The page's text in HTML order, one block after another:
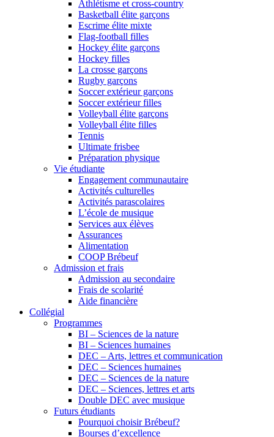
Athlétisme et cross-country
Basketball élite garçons
Escrime élite mixte
Flag-football filles
Hockey élite garçons
Hockey filles
La crosse garçons
Rugby garçons
Soccer extérieur garçons
Soccer extérieur filles
Volleyball élite garçons
Volleyball élite filles
Tennis
Ultimate frisbee
Préparation physique
Vie étudiante
Engagement communautaire
Activités culturelles
Activités parascolaires
L’école de musique
Services aux élèves
Assurances
Alimentation
COOP Brébeuf
Admission et frais
Admission au secondaire
Frais de scolarité
Aide financière
Collégial
Programmes
BI – Sciences de la nature
BI – Sciences humaines
DEC – Arts, lettres et communication
DEC – Sciences humaines
DEC – Sciences de la nature
DEC – Sciences, lettres et arts
Double DEC avec musique
Futurs étudiants
Pourquoi choisir Brébeuf?
Bourses d’excellence